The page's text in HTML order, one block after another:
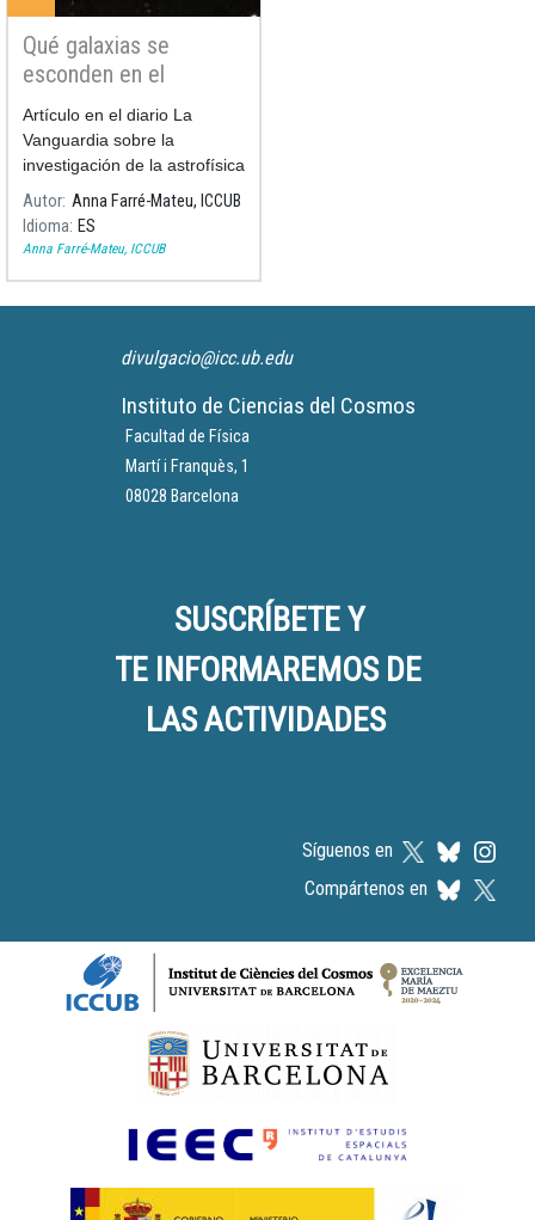
Qué galaxias se
esconden en el
universo?
Artículo en el diario La
Vanguardia sobre la
investigación de la astrofísica
Anna Farré-Mateu en el
Instituto de Ciencias del
Cosmos de la Universidad de
Autor Anna Farré-Mateu, ICCUB
Idioma ES
Anna Farré-Mateu, ICCUB
divulgacio@icc.ub.edu
Instituto de Ciencias del Cosmos
Facultad de Física
Martí i Franquès, 1
08028 Barcelona
SUSCRÍBETE Y
TE INFORMAREMOS DE
LAS ACTIVIDADES
Síguenos en
Compártenos en
Logos footer